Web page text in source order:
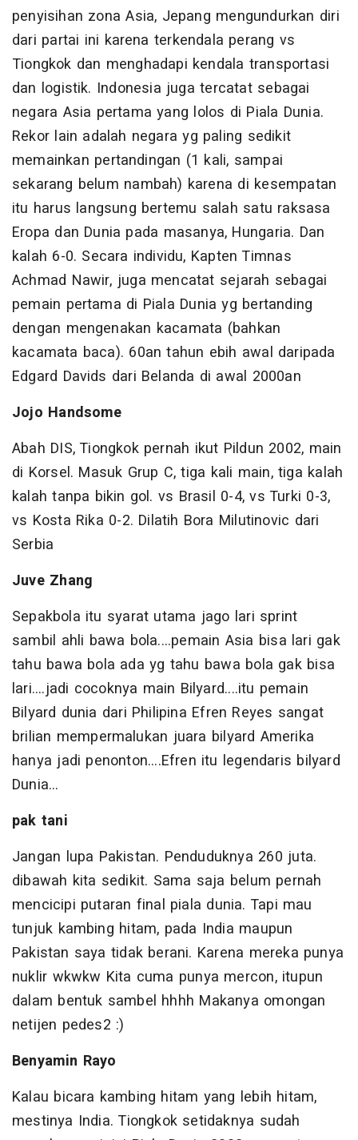
penyisihan zona Asia, Jepang mengundurkan diri
dari partai ini karena terkendala perang vs
Tiongkok dan menghadapi kendala transportasi
dan logistik. Indonesia juga tercatat sebagai
negara Asia pertama yang lolos di Piala Dunia.
Rekor lain adalah negara yg paling sedikit
memainkan pertandingan (1 kali, sampai
sekarang belum nambah) karena di kesempatan
itu harus langsung bertemu salah satu raksasa
Eropa dan Dunia pada masanya, Hungaria. Dan
kalah 6-0. Secara individu, Kapten Timnas
Achmad Nawir, juga mencatat sejarah sebagai
pemain pertama di Piala Dunia yg bertanding
dengan mengenakan kacamata (bahkan
kacamata baca). 60an tahun ebih awal daripada
Edgard Davids dari Belanda di awal 2000an
Jojo Handsome
Abah DIS, Tiongkok pernah ikut Pildun 2002, main
di Korsel. Masuk Grup C, tiga kali main, tiga kalah
kalah tanpa bikin gol. vs Brasil 0-4, vs Turki 0-3,
vs Kosta Rika 0-2. Dilatih Bora Milutinovic dari
Serbia
Juve Zhang
Sepakbola itu syarat utama jago lari sprint
sambil ahli bawa bola....pemain Asia bisa lari gak
tahu bawa bola ada yg tahu bawa bola gak bisa
lari....jadi cocoknya main Bilyard....itu pemain
Bilyard dunia dari Philipina Efren Reyes sangat
brilian mempermalukan juara bilyard Amerika
hanya jadi penonton....Efren itu legendaris bilyard
Dunia...
pak tani
Jangan lupa Pakistan. Penduduknya 260 juta.
dibawah kita sedikit. Sama saja belum pernah
mencicipi putaran final piala dunia. Tapi mau
tunjuk kambing hitam, pada India maupun
Pakistan saya tidak berani. Karena mereka punya
nuklir wkwkw Kita cuma punya mercon, itupun
dalam bentuk sambel hhhh Makanya omongan
netijen pedes2 :)
Benyamin Rayo
Kalau bicara kambing hitam yang lebih hitam,
mestinya India. Tiongkok setidaknya sudah